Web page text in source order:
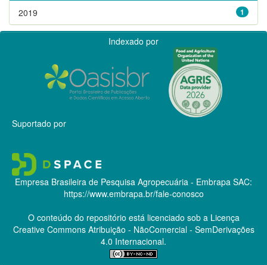
1
2019
Indexado por
Suportado por
Empresa Brasileira de Pesquisa Agropecuária - Embrapa SAC:
https://www.embrapa.br/fale-conosco
O conteúdo do repositório está licenciado sob a Licença
Creative CommonsAtribuição - NãoComercial - SemDerivações
4.0 Internacional.